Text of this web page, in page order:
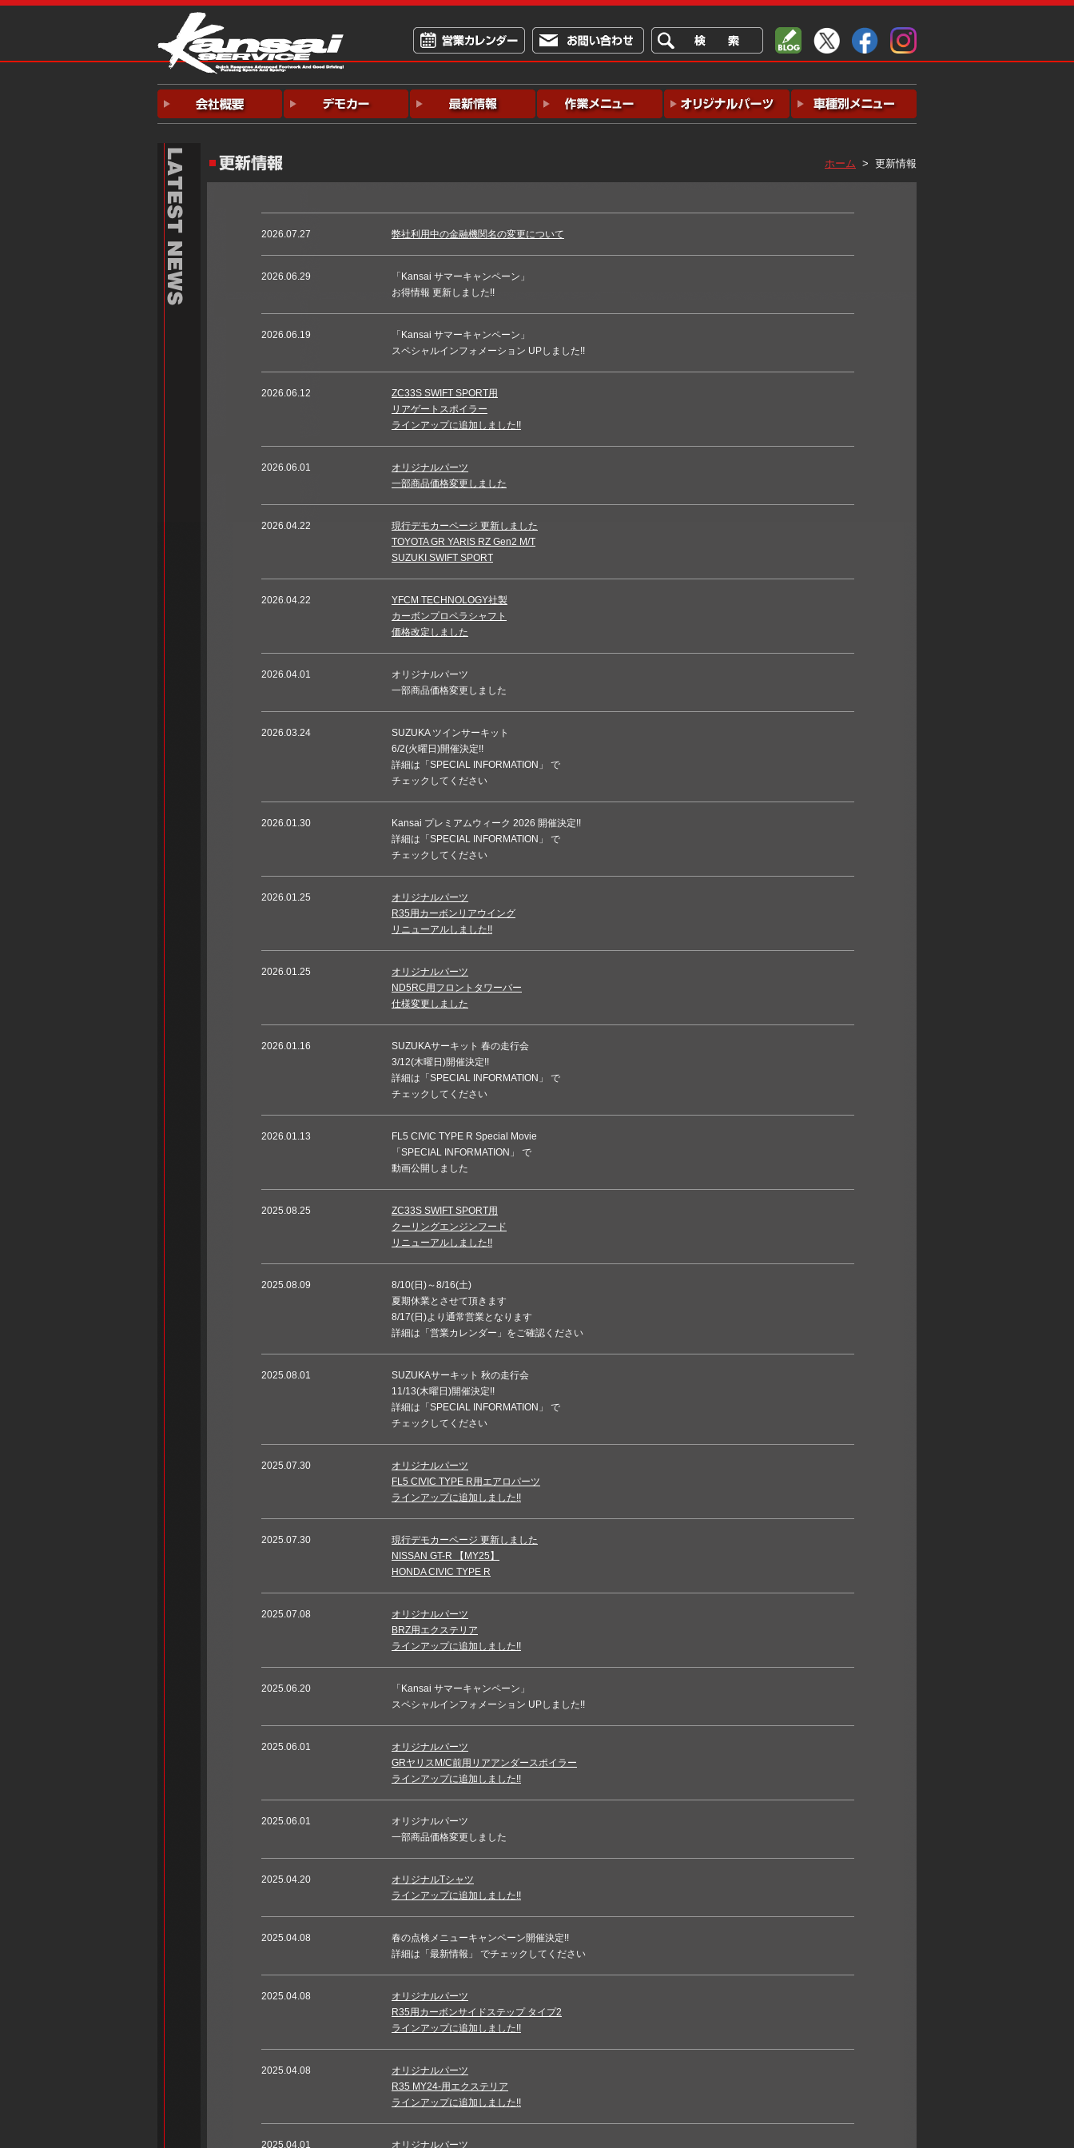
ホーム > 更新情報
2026.07.27 弊社利用中の金融機関名の変更について
2026.06.29
「Kansai サマーキャンペーン」
お得情報 更新しました!!
2026.06.19
「Kansai サマーキャンペーン」
スペシャルインフォメーション UPしました!!
2026.06.12
ZC33S SWIFT SPORT用
リアゲートスポイラー
ラインアップに追加しました!!
2026.06.01
オリジナルパーツ
一部商品価格変更しました
2026.04.22
現行デモカーページ 更新しました
TOYOTA GR YARIS RZ Gen2 M/T
SUZUKI SWIFT SPORT
2026.04.22
YFCM TECHNOLOGY社製
カーボンプロペラシャフト
価格改定しました
2026.04.01
オリジナルパーツ
一部商品価格変更しました
2026.03.24
SUZUKA ツインサーキット
6/2(火曜日)開催決定!!
詳細は「SPECIAL INFORMATION」 で
チェックしてください
2026.01.30
Kansai プレミアムウィーク 2026 開催決定!!
詳細は「SPECIAL INFORMATION」 で
チェックしてください
2026.01.25
オリジナルパーツ
R35用カーボンリアウイング
リニューアルしました!!
2026.01.25
オリジナルパーツ
ND5RC用フロントタワーバー
仕様変更しました
2026.01.16
SUZUKAサーキット 春の走行会
3/12(木曜日)開催決定!!
詳細は「SPECIAL INFORMATION」 で
チェックしてください
2026.01.13
FL5 CIVIC TYPE R Special Movie
「SPECIAL INFORMATION」 で
動画公開しました
2025.08.25
ZC33S SWIFT SPORT用
クーリングエンジンフード
リニューアルしました!!
2025.08.09
8/10(日)～8/16(土)
夏期休業とさせて頂きます
8/17(日)より通常営業となります
詳細は「営業カレンダー」をご確認ください
2025.08.01
SUZUKAサーキット 秋の走行会
11/13(木曜日)開催決定!!
詳細は「SPECIAL INFORMATION」 で
チェックしてください
2025.07.30
オリジナルパーツ
FL5 CIVIC TYPE R用エアロパーツ
ラインアップに追加しました!!
2025.07.30
現行デモカーページ 更新しました
NISSAN GT-R 【MY25】
HONDA CIVIC TYPE R
2025.07.08
オリジナルパーツ
BRZ用エクステリア
ラインアップに追加しました!!
2025.06.20
「Kansai サマーキャンペーン」
スペシャルインフォメーション UPしました!!
2025.06.01
オリジナルパーツ
GRヤリスM/C前用リアアンダースポイラー
ラインアップに追加しました!!
2025.06.01
オリジナルパーツ
一部商品価格変更しました
2025.04.20
オリジナルTシャツ
ラインアップに追加しました!!
2025.04.08
春の点検メニューキャンペーン開催決定!!
詳細は「最新情報」 でチェックしてください
2025.04.08
オリジナルパーツ
R35用カーボンサイドステップ タイプ2
ラインアップに追加しました!!
2025.04.08
オリジナルパーツ
R35 MY24-用エクステリア
ラインアップに追加しました!!
2025.04.01
オリジナルパーツ